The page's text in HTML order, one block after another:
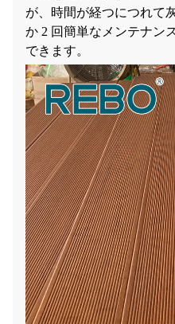
が、時間が経つにつれて
か 2 回簡単なメンテナン
できます。